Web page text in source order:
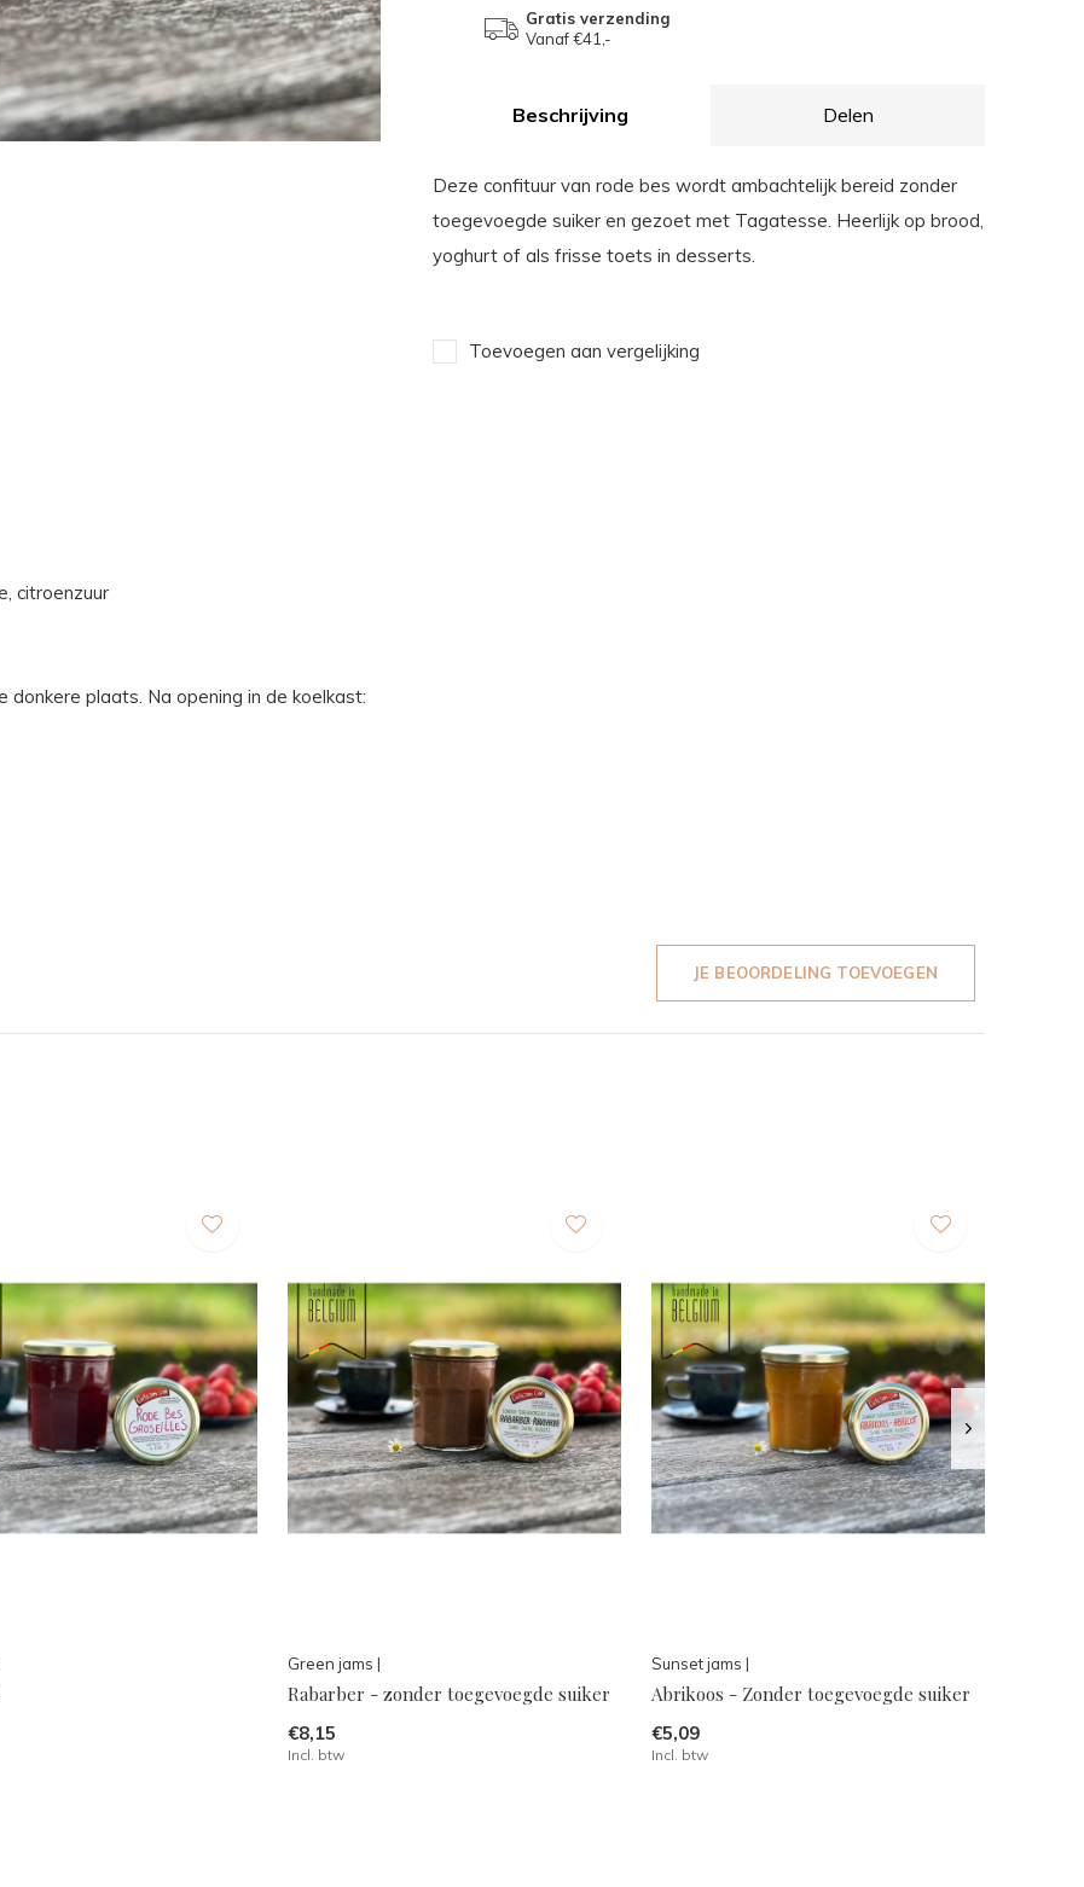
Gratis verzending
Vanaf €41,-
Beschrijving Delen
Deze confituur van rode bes wordt ambachtelijk bereid zonder
toegevoegde suiker en gezoet met Tagatesse. Heerlijk op brood,
yoghurt of als frisse toets in desserts.
Toevoegen aan vergelijking
citroenzuur
plaats. Na opening in de koelkast:
JE BEOORDELING TOEVOEGEN
Green jams |
Rabarber - zonder toegevoegde suiker
€8,15
Incl. btw
Sunset jams |
Abrikoos - Zonder toegevoegde suiker
€5,09
Incl. btw